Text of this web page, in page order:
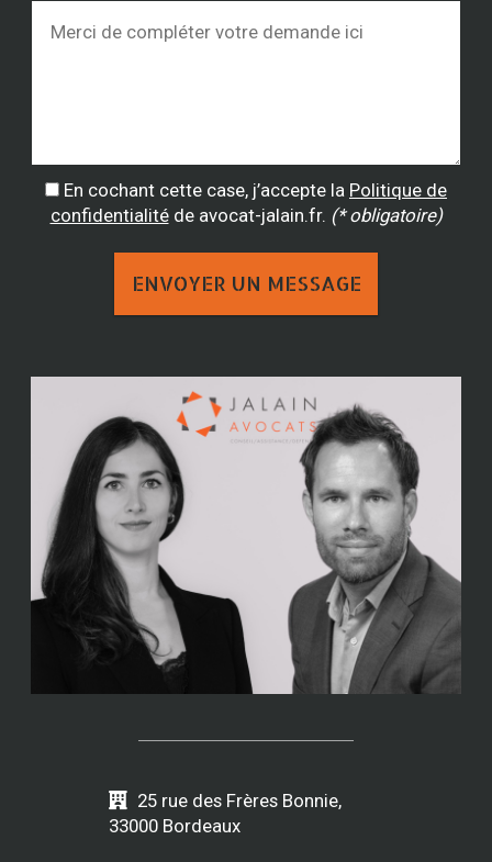
En cochant cette case, j’accepte la Politique de
confidentialitéde avocat-jalain.fr. (* obligatoire)
25 rue des Frères Bonnie,
33000 Bordeaux